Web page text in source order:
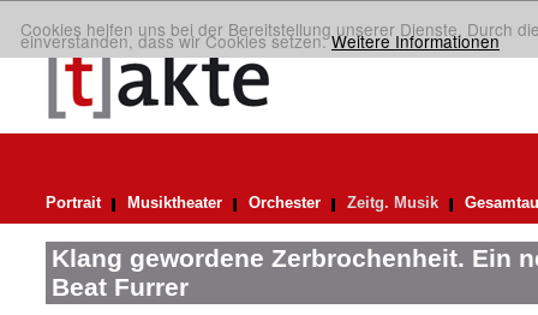
Cookies helfen uns bei der Bereitstellung unserer Dienste. Durch
einverstanden, dass wir Cookies setzen.Weitere Informationen
Portrait Musiktheater Orchester Zeitg. Musik
Klang gewordene Zerbrochenheit. Ein
Beat Furrer